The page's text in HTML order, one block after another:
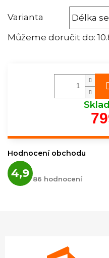
Varianta
Můžeme doručit do:
Hodnocení obchodu
4,9 hodnocení
obchodu
86 hodnocení